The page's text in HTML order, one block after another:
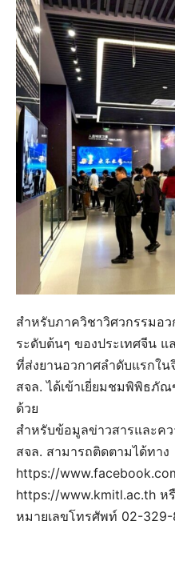
สำหรับภาควิชาวิศวกรรมอ
ระดับต้นๆ ของประเทศจีน
ที่ส่งยานอวกาศลำดับแรกใ
สจล. ได้เข้าเยี่ยมชมพิพิธภั
ด้วย
สำหรับข้อมูลข่าวสารและค
สจล. สามารถติดตามได้ทาง
https://
https://www.kmitl.ac.th ห
หมายเลขโทรศัพท์ 02-